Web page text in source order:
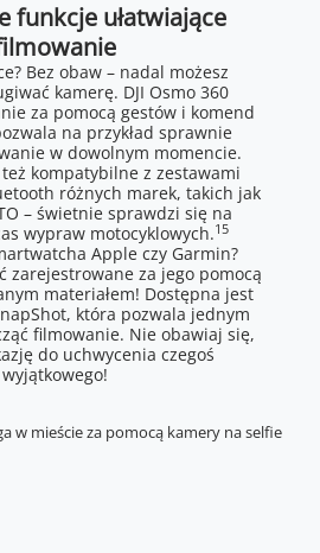
funkcje ułatwiające
Bez obaw – nadal możesz
kamerę. DJI Osmo 360
za pomocą gestów i komend
na przykład sprawnie
w dowolnym momencie.
kompatybilne z zestawami
różnych marek, takich jak
– świetnie sprawdzi się na
wypraw motocyklowych.15
Apple czy Garmin?
zarejestrowane za jego pomocą
materiałem! Dostępna jest
która pozwala jednym
filmowanie. Nie obawiaj się,
do uchwycenia czegoś
wyjątkowego!